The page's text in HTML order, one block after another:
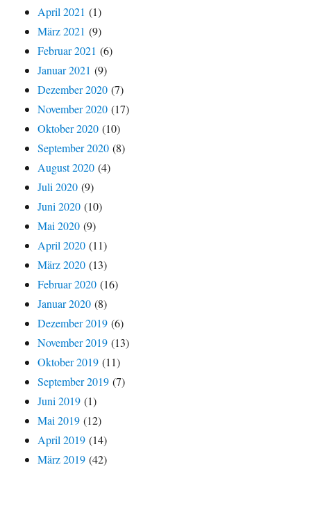
April 2021 (1)
März 2021 (9)
Februar 2021 (6)
Januar 2021 (9)
Dezember 2020 (7)
November 2020 (17)
Oktober 2020 (10)
September 2020 (8)
August 2020 (4)
Juli 2020 (9)
Juni 2020 (10)
Mai 2020 (9)
April 2020 (11)
März 2020 (13)
Februar 2020 (16)
Januar 2020 (8)
Dezember 2019 (6)
November 2019 (13)
Oktober 2019 (11)
September 2019 (7)
Juni 2019 (1)
Mai 2019 (12)
April 2019 (14)
März 2019 (42)